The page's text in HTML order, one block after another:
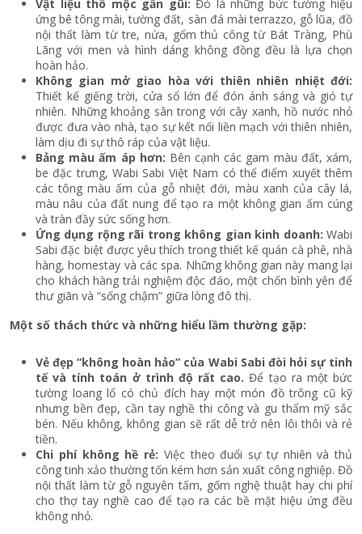
Vật liệu thô mộc gần gũi: Đó là những bức tường hiệu
ứng bê tông mài, tường đất, sàn đá mài terrazzo, gỗ lũa, đồ
nội thất làm từ tre, nứa, gốm thủ công từ Bát Tràng, Phù
Lãng với men và hình dáng không đồng đều là lựa chọn
hoàn hảo.
Không gian mở giao hòa với thiên nhiên nhiệt đới:
Thiết kế giếng trời, cửa sổ lớn để đón ánh sáng và gió tự
nhiên. Những khoảng sân trong với cây xanh, hồ nước nhỏ
được đưa vào nhà, tạo sự kết nối liền mạch với thiên nhiên,
làm dịu đi sự thô ráp của vật liệu.
Bảng màu ấm áp hơn: Bên cạnh các gam màu đất, xám,
be đặc trưng, Wabi Sabi Việt Nam có thể điểm xuyết thêm
các tông màu ấm của gỗ nhiệt đới, màu xanh của cây lá,
màu nâu của đất nung để tạo ra một không gian ấm cúng
và tràn đầy sức sống hơn.
Ứng dụng rộng rãi trong không gian kinh doanh: Wabi
Sabi đặc biệt được yêu thích trong thiết kế quán cà phê, nhà
hàng, homestay và các spa. Những không gian này mang lại
cho khách hàng trải nghiệm độc đáo, một chốn bình yên để
thư giãn và “sống chậm” giữa lòng đô thị.
Một số thách thức và những hiểu lầm thường gặp:
Vẻ đẹp “không hoàn hảo” của Wabi Sabi đòi hỏi sự tinh
tế và tính toán ở trình độ rất cao.Để tạo ra một bức
tường loang lổ có chủ đích hay một món đồ trông cũ kỹ
nhưng bền đẹp, cần tay nghề thi công và gu thẩm mỹ sắc
bén. Nếu không, không gian sẽ rất dễ trở nên lôi thôi và rẻ
tiền.
Chi phí không hề rẻ: Việc theo đuổi sự tự nhiên và thủ
công tinh xảo thường tốn kém hơn sản xuất công nghiệp. Đồ
nội thất làm từ gỗ nguyên tấm, gốm nghệ thuật hay chi phí
cho thợ tay nghề cao để tạo ra các bề mặt hiệu ứng đều
không nhỏ.